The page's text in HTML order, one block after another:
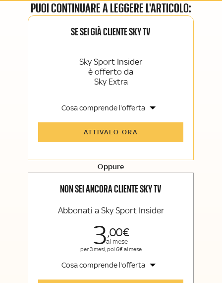
PUOI CONTINUARE A LEGGERE L'ARTICOLO:
SE SEI GIÀ CLIENTE SKY TV
Sky Sport Insider
è offerto da
Sky Extra
Cosa comprende l'offerta
Sky TG24 Insider
Sport e Sky TG24
La newsletter esclusiva di Sky Sport
ATTIVALO ORA
Oppure
NON SEI ANCORA CLIENTE SKY TV
Abbonati a Sky Sport Insider
300
al mese
per 3 mesi, poi 6€ al mese
Cosa comprende l'offerta